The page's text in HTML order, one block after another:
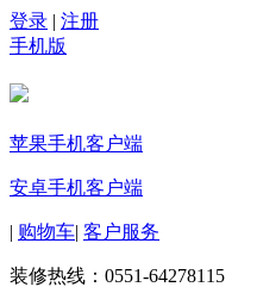
登录 | 注册
手机版
苹果手机客户端
安卓手机客户端
| 购物车| 客户服务
装修热线： 0551-64278115